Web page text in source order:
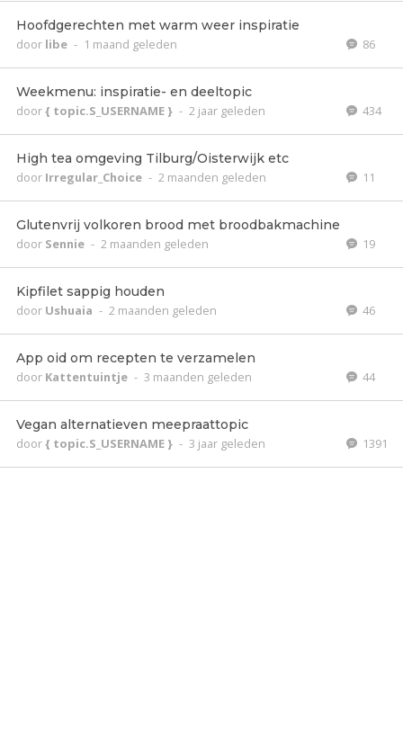
Hoofdgerechten met warm weer inspiratie
door libe - 1 maand geleden 86
Weekmenu: inspiratie- en deeltopic
door{ topic.S_USERNAME } - 2 jaar geleden 434
High tea omgeving Tilburg/Oisterwijk etc
door Irregular_Choice - 2 maanden geleden 11
Glutenvrij volkoren brood met broodbakmachine
door Sennie - 2 maanden geleden 19
Kipfilet sappig houden
door Ushuaia - 2 maanden geleden 46
App oid om recepten te verzamelen
door Kattentuintje - 3 maanden geleden 44
Vegan alternatieven meepraattopic
door{ topic.S_USERNAME } - 3 jaar geleden 1391